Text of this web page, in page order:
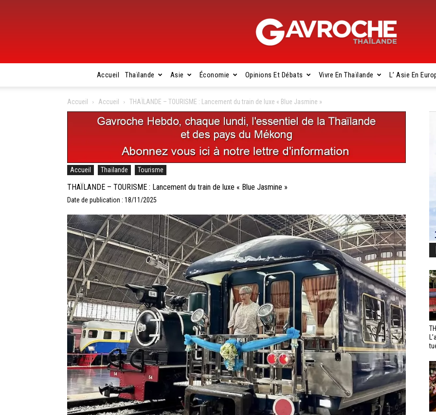
Gavroche
Accueil Thaïlande Asie Économie Opinions Et Débats Vivre En Thaïlande L’ Asie En
Accueil Accueil THAÏLANDE – TOURISME : Lancement du train de luxe « Blue Jasmine »
Accueil Thaïlande Tourisme
THAÏLANDE – TOURISME : Lancement du train de luxe « Blue Jasmine »
Date de publication : 18/11/2025